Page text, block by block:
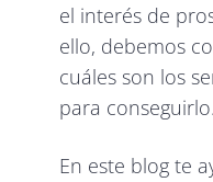
el interés de
ello, debemos
cuáles son los
para conseguirlo.
En este blog te